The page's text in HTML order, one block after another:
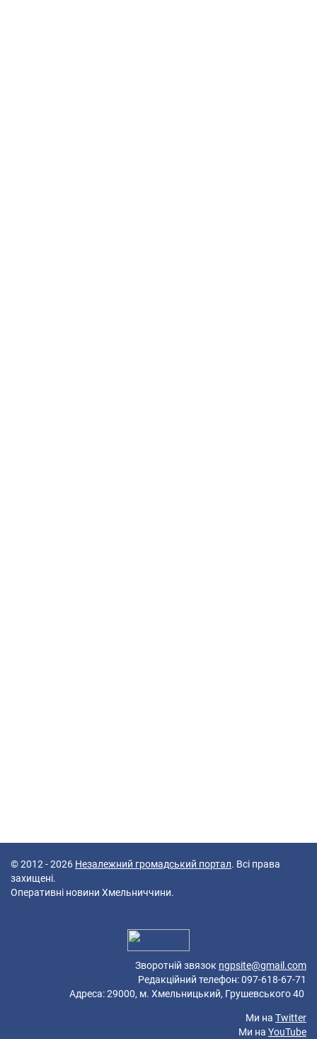
© 2012 - 2026 Незалежний громадський портал. Всі права
захищені.
Оперативні новини Хмельниччини.
Зворотній звязок ngpsite@gmail.com
Редакційний телефон: 097-618-67-71
Адреса: 29000, м. Хмельницький, Грушевського 40
Ми на Twitter
Ми на YouTube